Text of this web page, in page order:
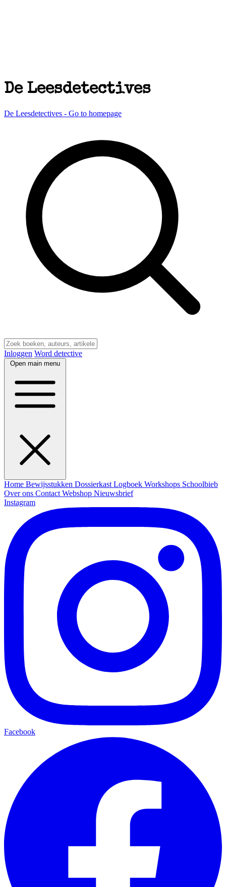
De Leesdetectives
De Leesdetectives - Go to homepage
Inloggen Word detective
Open main menu
Home Bewijsstukken Dossierkast Logboek Workshops Schoolbieb
Over ons Contact Webshop Nieuwsbrief
Instagram
Facebook